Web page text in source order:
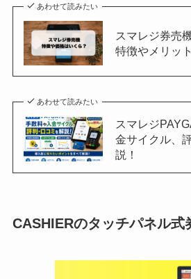
あわせて読みたい
スマレジ券売
特徴やメリッ
あわせて読みたい
スマレジ
金サイクル、
説！
CASHIERのタッチパネル式